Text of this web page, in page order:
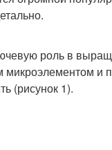
роль в
и
(рисунок 1).